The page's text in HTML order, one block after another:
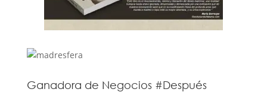
Ganadora de Negocios #Después